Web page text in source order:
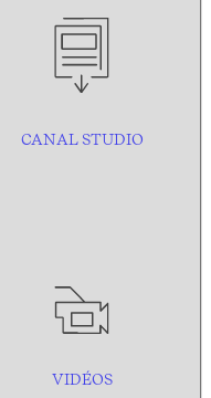
CANAL STUDIO
VIDÉOS